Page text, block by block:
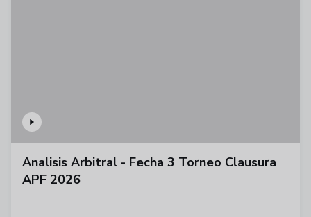
Analisis Arbitral - Fecha 3 Torneo Clausura
APF 2026